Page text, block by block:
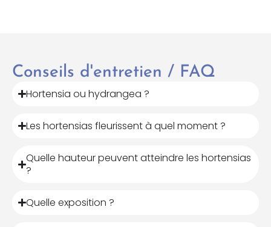
Conseils d'entretien / FAQ
Hortensia ou hydrangea ?
Les hortensias fleurissent à quel moment ?
Quelle hauteur peuvent atteindre les hortensias
?
Quelle exposition ?